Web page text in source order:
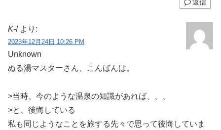
返信
K-I より:
2023年12月24日 10:26 PM
Unknown
ぬる湯マスターさん、こんばんは。
>当時、今のような温泉の知識があれば、、、
>と、後悔している
私も同じようなことを旅する先々で思って後悔していま